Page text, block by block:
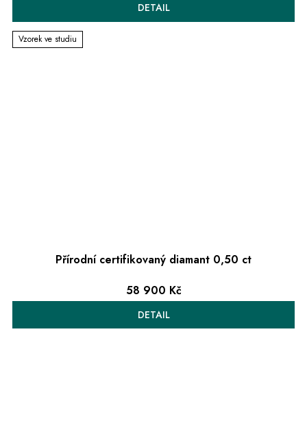
DETAIL
Vzorek ve studiu
Přírodní certifikovaný diamant 0,50 ct
58 900 Kč
DETAIL